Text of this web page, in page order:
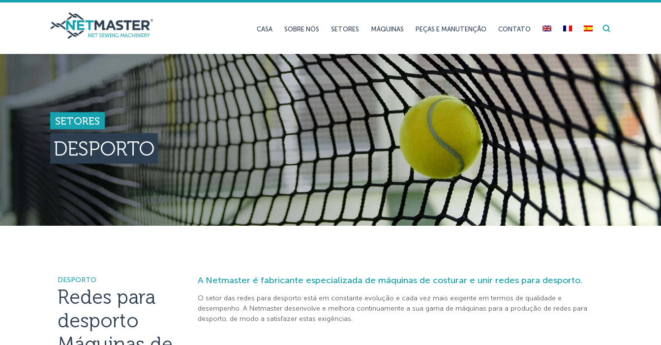
CASA SOBRE NÓS SETORES MÁQUINAS PEÇAS E MANUTENÇÃO CONTATO
SETORES
DESPORTO
DESPORTO
Redes para
desporto
A Netmaster é fabricante especializada de máquinas de costurar e unir redes para desporto.
O setor das redes para desporto está em constante evolução e cada vez mais exigente em termos de qualidade e
desempenho. A Netmaster desenvolve e melhora continuamente a sua gama de máquinas para a produção de redes para
desporto, de modo a satisfazer estas exigências.